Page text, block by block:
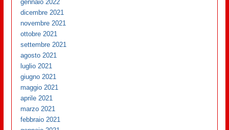
gennaio 2022
dicembre 2021
novembre 2021
ottobre 2021
settembre 2021
agosto 2021
luglio 2021
giugno 2021
maggio 2021
aprile 2021
marzo 2021
febbraio 2021